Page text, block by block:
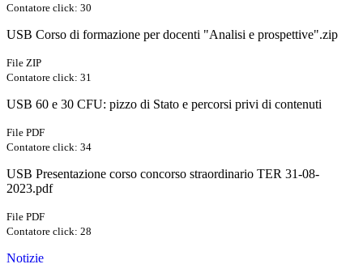
Contatore click: 30
USB Corso di formazione per docenti "Analisi e prospettive".zip
File ZIP
Contatore click: 31
USB 60 e 30 CFU: pizzo di Stato e percorsi privi di contenuti
File PDF
Contatore click: 34
USB Presentazione corso concorso straordinario TER 31-08-
2023.pdf
File PDF
Contatore click: 28
Notizie